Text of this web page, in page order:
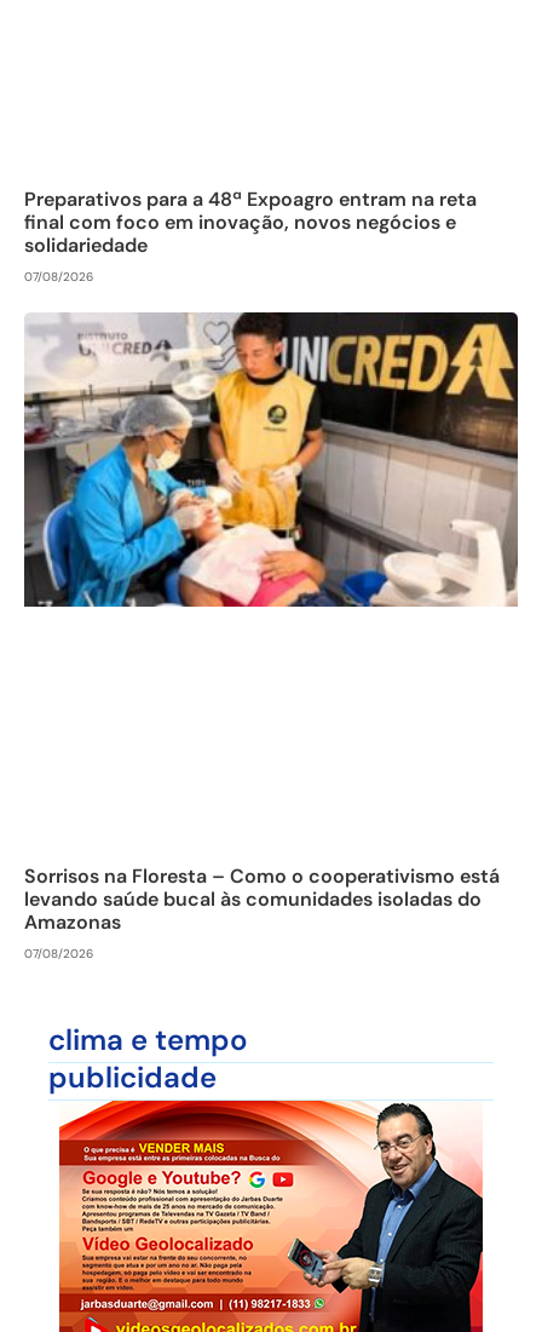
Preparativos para a 48ª Expoagro entram na reta
final com foco em inovação, novos negócios e
solidariedade
07/08/2026
Sorrisos na Floresta – Como o cooperativismo está
levando saúde bucal às comunidades isoladas do
Amazonas
07/08/2026
clima e tempo
publicidade